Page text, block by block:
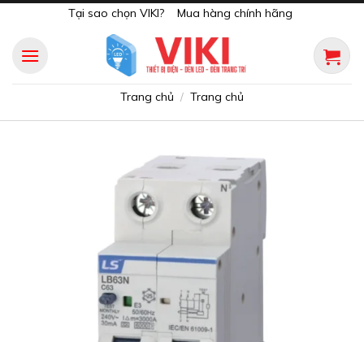
content
Tại sao chọn VIKI? Mua hàng chính hãng
Trang chủ / Trang chủ